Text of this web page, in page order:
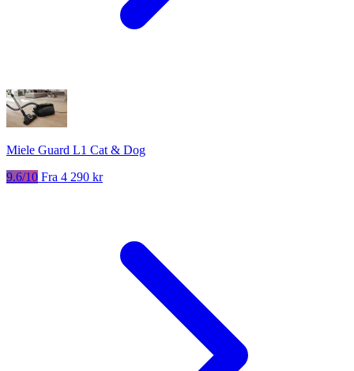
Miele Guard L1 Cat & Dog
9.6/10 Fra 4 290 kr